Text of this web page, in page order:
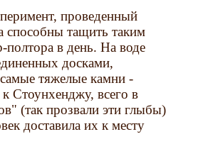
проведенный
способны тащить таким
полтора в день. На воде
досками,
тяжелые камни -
Стоунхенджу, всего в
(так прозвали эти глыбы)
доставила их к месту